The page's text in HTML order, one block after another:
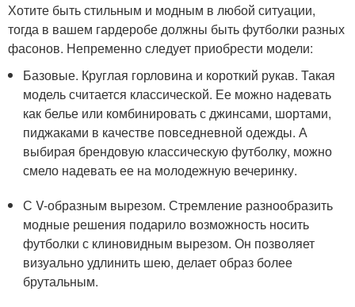
Хотите быть стильным и модным в любой ситуации,
тогда в вашем гардеробе должны быть футболки разных
фасонов. Непременно следует приобрести модели:
Базовые. Круглая горловина и короткий рукав. Такая
модель считается классической. Ее можно надевать
как белье или комбинировать с джинсами, шортами,
пиджаками в качестве повседневной одежды. А
выбирая брендовую классическую футболку, можно
смело надевать ее на молодежную вечеринку.
С V-образным вырезом. Стремление разнообразить
модные решения подарило возможность носить
футболки с клиновидным вырезом. Он позволяет
визуально удлинить шею, делает образ более
брутальным.